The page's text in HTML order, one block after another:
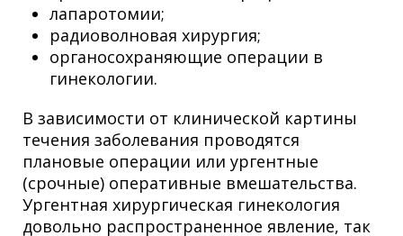
лапаротомии;
радиоволновая хирургия;
органосохраняющие операции в
гинекологии.
В зависимости от клинической картины
течения заболевания проводятся
плановые операции или ургентные
(срочные) оперативные вмешательства.
Ургентная хирургическая гинекология
довольно распространенное явление, так